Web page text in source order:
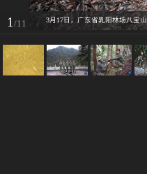
1/11 3月17日，广东省乳阳林场八宝